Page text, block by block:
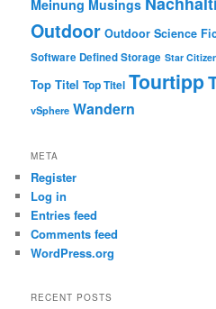
Meinung Musings
Outdoor Outdoor Science
Software Defined Storage Star
Top Titel Top Titel Tourtipp
vSphere Wandern
META
Register
Log in
Entries feed
Comments feed
WordPress.org
RECENT POSTS